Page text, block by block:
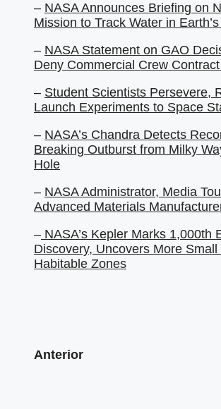
– NASA Announces Briefing on
Mission to Track Water in Earth’s
– NASA Statement on GAO
Deny Commercial Crew
– Student Scientists Persevere,
Launch Experiments to Space
– NASA’s Chandra Detects
Breaking Outburst from Milky
Hole
– NASA Administrator, Media
Advanced Materials
– NASA’s Kepler Marks 1,000th
Discovery, Uncovers More Small
Habitable Zones
Anterior